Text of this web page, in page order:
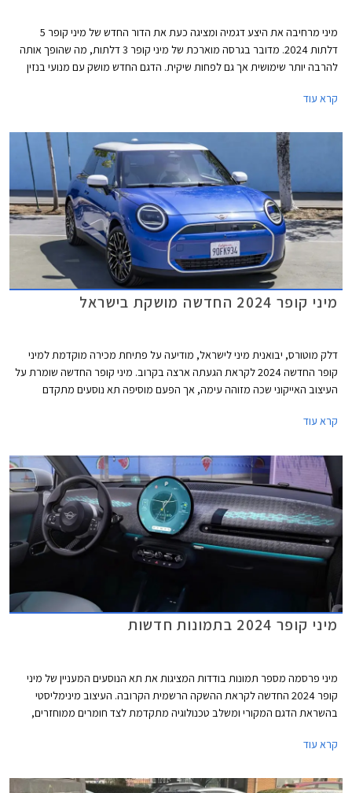
מיני מרחיבה את היצע דגמיה ומציגה כעת את הדור החדש של מיני קופר 5
דלתות 2024. מדובר בגרסה מוארכת של מיני קופר 3 דלתות, מה שהופך אותה
להרבה יותר שימושית אך גם לפחות שיקית. הדגם החדש מושק עם מנועי בנזין
קרא עוד
מיני קופר 2024 החדשה מושקת בישראל
דלק מוטורס, יבואנית מיני לישראל, מודיעה על פתיחת מכירה מוקדמת למיני
קופר החדשה 2024 לקראת הגעתה ארצה בקרוב. מיני קופר החדשה שומרת על
העיצוב האייקוני שכה מזוהה עימה, אך הפעם מוסיפה תא נוסעים מתקדם
חשמל ובנזין בשתי רמות אבזור לבחירה.
קרא עוד
מיני קופר 2024 בתמונות חדשות
מיני פרסמה מספר תמונות בודדות המציגות את תא הנוסעים המעניין של מיני
קופר 2024 החדשה לקראת ההשקה הרשמית הקרובה. העיצוב מינימליסטי
בהשראת הדגם המקורי ומשלב טכנולוגיה מתקדמת לצד חומרים ממוחזרים,
קונספטואלי.
קרא עוד